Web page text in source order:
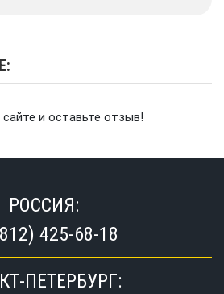
сайте и оставьте отзыв!
РОССИЯ:
425-68-18
ПЕТЕРБУРГ: